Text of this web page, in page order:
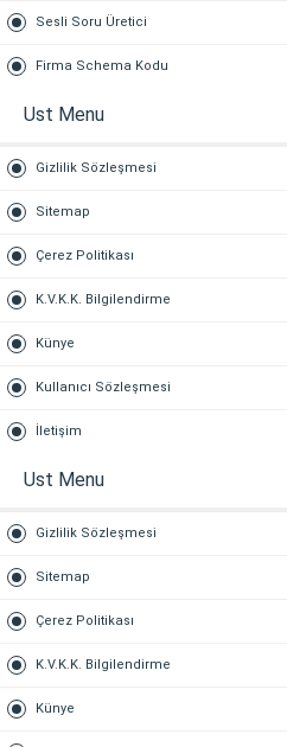
Sesli Soru Üretici
Firma Schema Kodu
Ust Menu
Gizlilik Sözleşmesi
Sitemap
Çerez Politikası
K.V.K.K. Bilgilendirme
Künye
Kullanıcı Sözleşmesi
İletişim
Ust Menu
Gizlilik Sözleşmesi
Sitemap
Çerez Politikası
K.V.K.K. Bilgilendirme
Künye